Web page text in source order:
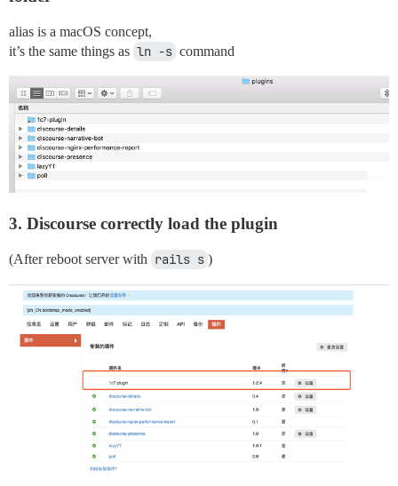
alias is a macOS concept,
it’s the same things as ln -s command
3. Discourse correctly load the plugin
(After reboot server with rails s )